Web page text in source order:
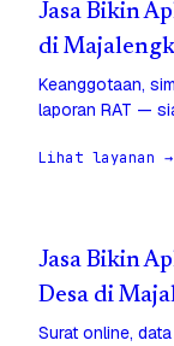
Jasa Bikin
di
Keanggotaan,
laporan RAT —
Lihat layanan →
Jasa Bikin
Desa di
Surat online,